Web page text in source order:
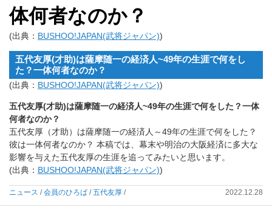
体何者なのか？
(出典： BUSHOO!JAPAN(武将ジャパン))
五代友厚(才助)は薩摩随一の経済人~49年の生涯で何をし
た？一体何者なのか？
(出典： BUSHOO!JAPAN(武将ジャパン))
五代友厚(才助)は薩摩随一の経済人~49年の生涯で何をした？一体
何者なのか？
五代友厚（才助）は薩摩随一の経済人～49年の生涯で何をした？
彼は一体何者なのか？ 本稿では、幕末や明治の大阪経済に多大な
影響を与えた五代友厚の生涯を追ってみたいと思います。
(出典： BUSHOO!JAPAN(武将ジャパン))
ニュース /会員のひろば /五代友厚 / 2022.12.28